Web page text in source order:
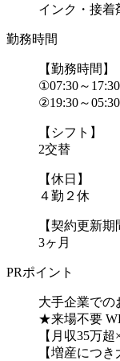
インク・接着
勤務時間
【勤務時間】
①07:30～17:30
②19:30～05:30
【シフト】
2交替
【休日】
４勤２休
【契約更新期
3ヶ月
PRポイント
大手企業での
★来場不要
【月収35万
【増産につ